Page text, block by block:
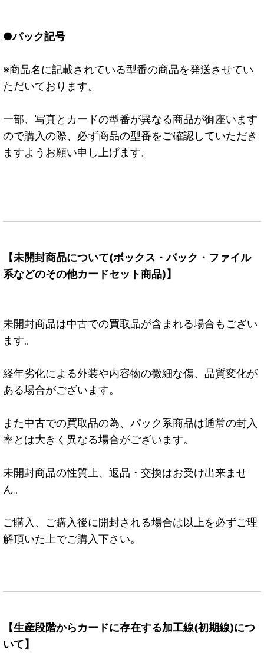
●パック記号
※商品名に記載されている型番の商品を発送させてい
ただいております。
一部、写真とカードの型番が異なる商品が御座います
ので購入の際、必ず商品の型番をご確認していただき
ますようお願い申し上げます。
【未開封商品について(ボックス・パック・ファイル
系などのその他カードセット商品)】
未開封商品は中古での買取品が含まれる場合もござい
ます。
経年劣化による外装や内容物の微細な傷、品質変化が
ある場合がございます。
また中古での買取品の為、パック系商品は通常の封入
率とは大きく異なる場合がございます。
未開封商品の性質上、返品・交換はお受け出来ませ
ん。
ご購入、ご購入後に開封される場合は以上を必ずご理
解頂いた上でご購入下さい。
【生産段階からカードに存在する加工線(初期線)につ
いて】